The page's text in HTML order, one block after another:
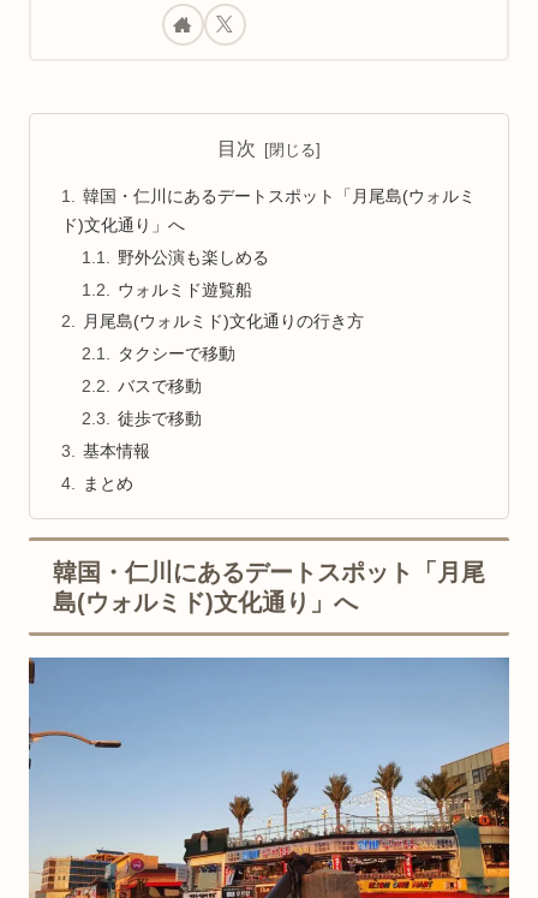
目次
韓国・仁川にあるデートスポット「月尾島(ウォルミ
ド)文化通り」へ
野外公演も楽しめる
ウォルミド遊覧船
月尾島(ウォルミド)文化通りの行き方
タクシーで移動
バスで移動
徒歩で移動
基本情報
まとめ
韓国・仁川にあるデートスポット「月尾
島(ウォルミド)文化通り」へ